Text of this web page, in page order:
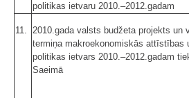
politikas ietvaru 2010.–2012.gadam
11. 2010.gada valsts budžeta projekts un
termiņa makroekonomiskās attīstības
politikas ietvars 2010.–2012.gadam
Saeimā